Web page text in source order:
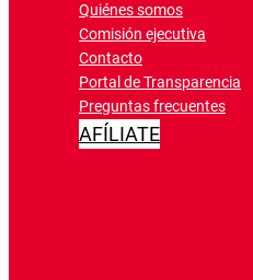
Quiénes somos
Comisión ejecutiva
Contacto
Portal de Transparencia
Preguntas frecuentes
AFÍLIATE